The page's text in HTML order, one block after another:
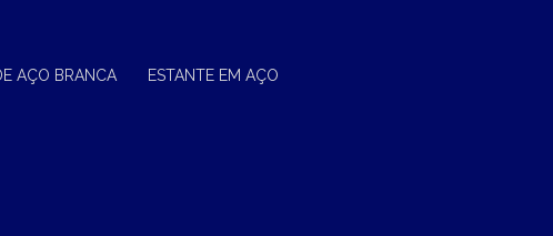
AÇO BRANCA ESTANTE EM AÇO